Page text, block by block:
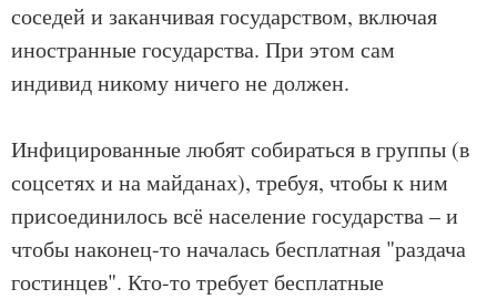
соседей и заканчивая государством, включая
иностранные государства. При этом сам
индивид никому ничего не должен.
Инфицированные любят собираться в группы (в
соцсетях и на майданах), требуя, чтобы к ним
присоединилось всё население государства – и
чтобы наконец-то началась бесплатная "раздача
гостинцев". Кто-то требует бесплатные